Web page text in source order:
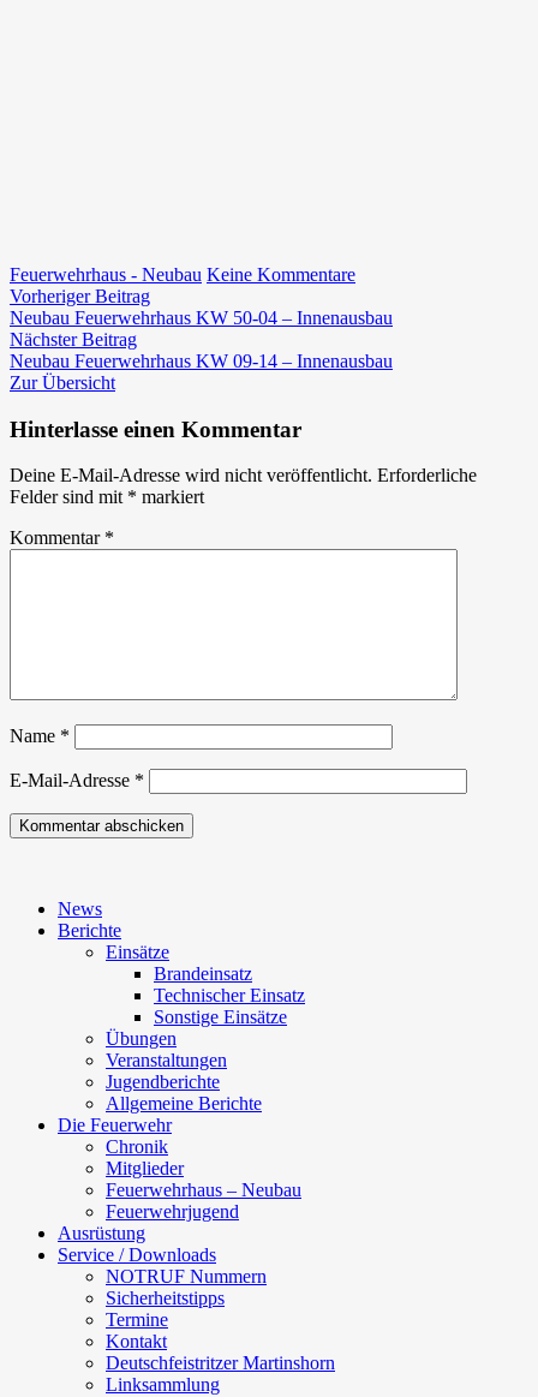
Feuerwehrhaus - Neubau Keine Kommentarezu
Feuerwehrhaus
05-
Beitragsnavigation
Vorheriger BeitragVorheriger
Beitrag:
Neubau Feuerwehrhaus KW 50-04 – Innenausbau
Nächster BeitragNächster
Beitrag:
Neubau Feuerwehrhaus KW 09-14 – Innenausbau
Zur Übersicht
Hinterlasse einen Kommentar
Deine E-Mail-Adresse wird nicht veröffentlicht. Erforderliche
Felder sind mit * markiert
Kommentar *
Name *
E-Mail-Adresse *
News
Berichte
Einsätze
Brandeinsatz
Technischer Einsatz
Sonstige Einsätze
Übungen
Veranstaltungen
Jugendberichte
Allgemeine Berichte
Die Feuerwehr
Chronik
Mitglieder
Feuerwehrhaus – Neubau
Feuerwehrjugend
Ausrüstung
Service / Downloads
NOTRUF Nummern
Sicherheitstipps
Termine
Kontakt
Deutschfeistritzer Martinshorn
Linksammlung